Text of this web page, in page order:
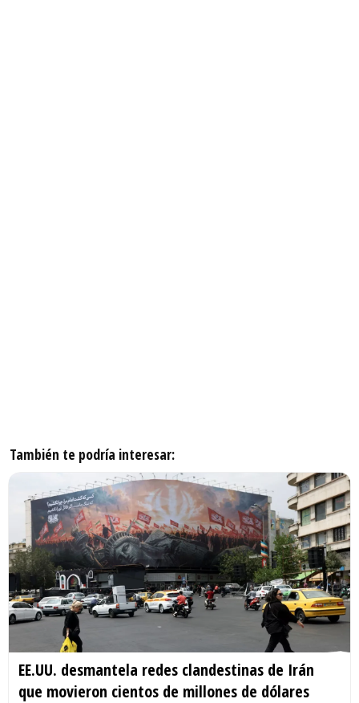
También te podría interesar:
EE.UU. desmantela redes clandestinas de Irán
que movieron cientos de millones de dólares